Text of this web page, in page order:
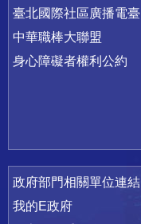
臺北國際社區廣播電臺
中華職棒大聯盟
身心障礙者權利公約
政府部門相關單位連結
我的E政府